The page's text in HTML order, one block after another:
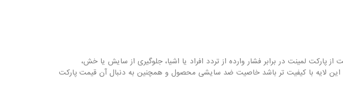
پارکت لمینت در برابر فشار وارده از تردد افراد یا اشیا، جلوگیری از سایش یا خش،
لایه با کیفیت تر باشد خاصیت ضد سایشی محصول و همچنین به دنبال آن قیمت پارکت